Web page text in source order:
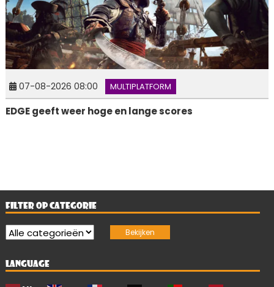
07-08-2026 08:00 MULTIPLATFORM
EDGE geeft weer hoge en lange scores
FILTER OP CATEGORIE
LANGUAGE